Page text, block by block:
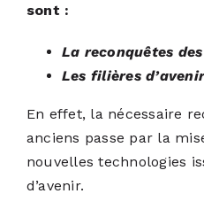
sont :
La reconquêtes
Les filières
En effet, la nécessaire
anciens passe par la
nouvelles technologies
d’avenir.